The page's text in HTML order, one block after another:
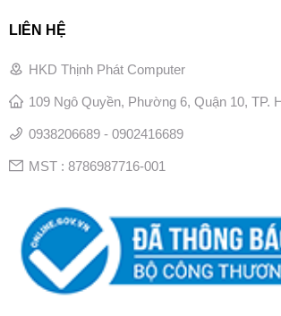
LIÊN HỆ
HKD Thịnh Phát Computer
109 Ngô Quyền, Phường 6, Quận 10, TP.
0938206689 - 0902416689
MST : 8786987716-001